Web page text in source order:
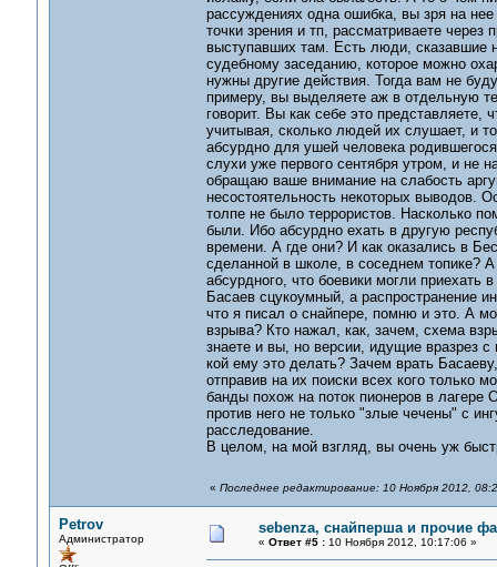
рассуждениях одна ошибка, вы зря на
точки зрения и тп, рассматриваете
выступавших там. Есть люди, сказавшие
судебному заседанию, которое можно
нужны другие действия. Тогда вам не
примеру, вы выделяете аж в отдельную
говорит. Вы как себе это
учитывая, сколько людей их слушает, и
абсурдно для ушей человека
слухи уже первого сентября утром, и не
обращаю ваше внимание на слабость
несостоятельность некоторых выводов.
толпе не было террористов. Насколько
были. Ибо абсурдно ехать в другую
времени. А где они? И как оказались в
сделанной в школе, в соседнем топике?
абсурдного, что боевики могли приехать
Басаев сцукоумный, а распространение
что я писал о снайпере, помню и это. А
взрыва? Кто нажал, как, зачем, схема
знаете и вы, но версии, идущие вразрез
кой ему это делать? Зачем врать
отправив на их поиски всех кого только
банды похож на поток пионеров в лагере
против него не только "злые чечены" с
расследование.
В целом, на мой взгляд, вы очень уж
« Последнее редактирование: 10 Ноября 2012,
Petrov
Администратор
sebenza, снайперша и прочие
« Ответ #5 :10 Ноября 2012, 10:17:06 »